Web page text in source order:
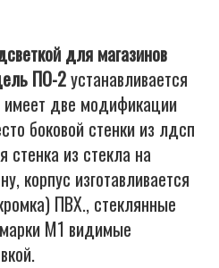
для магазинов
ПО-2устанавливается
имеет две модификации
боковой стенки из лдсп
стенка из стекла на
корпус изготавливается
ПВХ., стеклянные
М1 видимые